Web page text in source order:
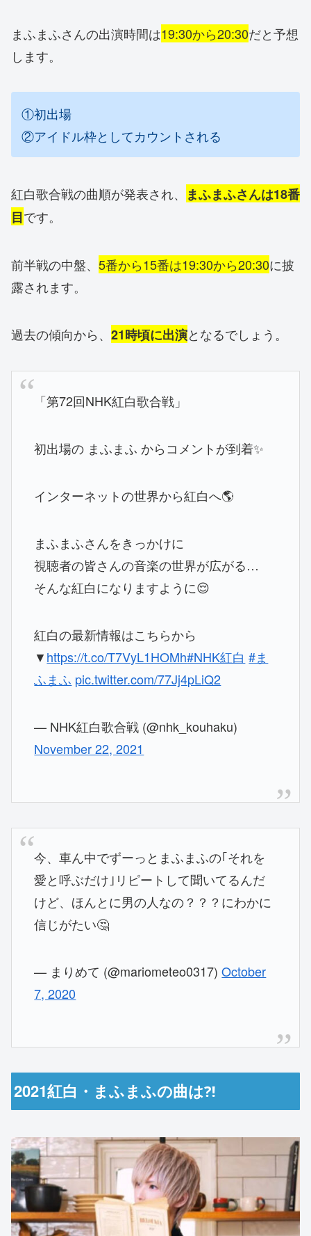
まふまふさんの出演時間は19:30から20:30だと予想
します。
①初出場
②アイドル枠としてカウントされる
紅白歌合戦の曲順が発表され、
まふまふさんは18番
目です。
前半戦の中盤、 5番から15番は19:30から20:30に披
露されます。
過去の傾向から、 21時頃に出演となるでしょう。
「第72回NHK紅白歌合戦」
初出場の まふまふ からコメントが到着✨
インターネットの世界から紅白へ🌎
まふまふさんをきっかけに
視聴者の皆さんの音楽の世界が広がる…
そんな紅白になりますように😌
紅白の最新情報はこちらから
▼https://t.co/T7VyL1HOMh#NHK紅白 #ま
ふまふ pic.twitter.com/77Jj4pLiQ2
— NHK紅白歌合戦 (@nhk_kouhaku)
November 22, 2021
今、車ん中でずーっとまふまふの｢それを
愛と呼ぶだけ｣リピートして聞いてるんだ
けど、ほんとに男の人なの？？？にわかに
信じがたい🤔
— まりめて (@mariometeo0317)October
7, 2020
2021紅白・まふまふの曲は⁈